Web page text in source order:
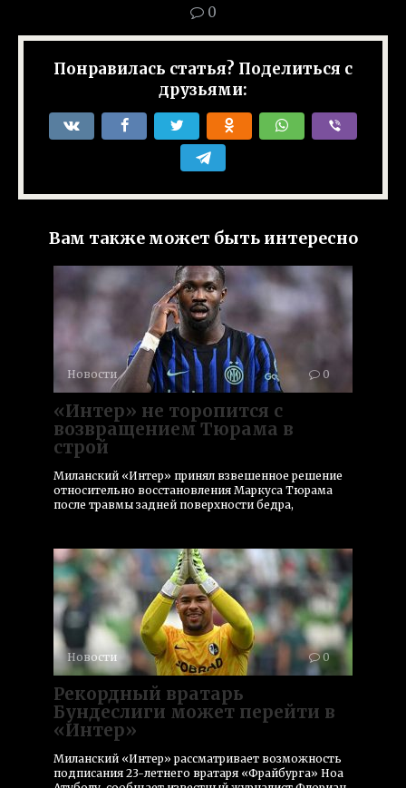
0
Понравилась статья? Поделиться с
друзьями:
Вам также может быть интересно
Новости 0
«Интер» не торопится с
возвращением Тюрама в
строй
Миланский «Интер» принял взвешенное решение
относительно восстановления Маркуса Тюрама
после травмы задней поверхности бедра,
Новости 0
Рекордный вратарь
Бундеслиги может перейти в
«Интер»
Миланский «Интер» рассматривает возможность
подписания 23-летнего вратаря «Фрайбурга» Ноа